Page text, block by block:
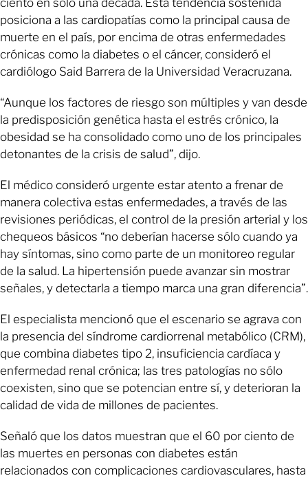
posiciona a las cardiopatías como la principal causa de
muerte en el país, por encima de otras enfermedades
crónicas como la diabetes o el cáncer, consideró el
cardiólogo Said Barrera de la Universidad Veracruzana.
“Aunque los factores de riesgo son múltiples y van desde
la predisposición genética hasta el estrés crónico, la
obesidad se ha consolidado como uno de los principales
detonantes de la crisis de salud”, dijo.
El médico consideró urgente estar atento a frenar de
manera colectiva estas enfermedades, a través de las
revisiones periódicas, el control de la presión arterial y los
chequeos básicos “no deberían hacerse sólo cuando ya
hay síntomas, sino como parte de un monitoreo regular
de la salud. La hipertensión puede avanzar sin mostrar
señales, y detectarla a tiempo marca una gran diferencia”.
El especialista mencionó que el escenario se agrava con
la presencia del síndrome cardiorrenal metabólico (CRM),
que combina diabetes tipo 2, insuficiencia cardíaca y
enfermedad renal crónica; las tres patologías no sólo
coexisten, sino que se potencian entre sí, y deterioran la
calidad de vida de millones de pacientes.
Señaló que los datos muestran que el 60 por ciento de
las muertes en personas con diabetes están
relacionados con complicaciones cardiovasculares, hasta